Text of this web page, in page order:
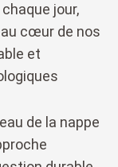
jour,
au cœur de nos
et
de la nappe